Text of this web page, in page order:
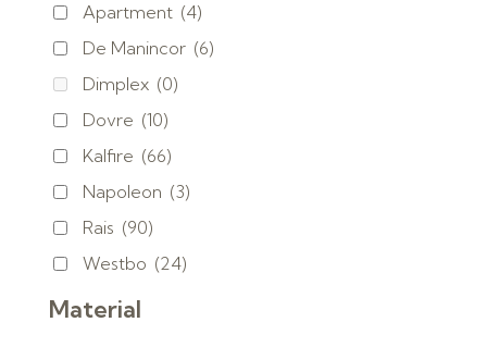
Apartment (4)
De Manincor (6)
Dimplex (0)
Dovre (10)
Kalfire (66)
Napoleon (3)
Rais (90)
Westbo (24)
Material